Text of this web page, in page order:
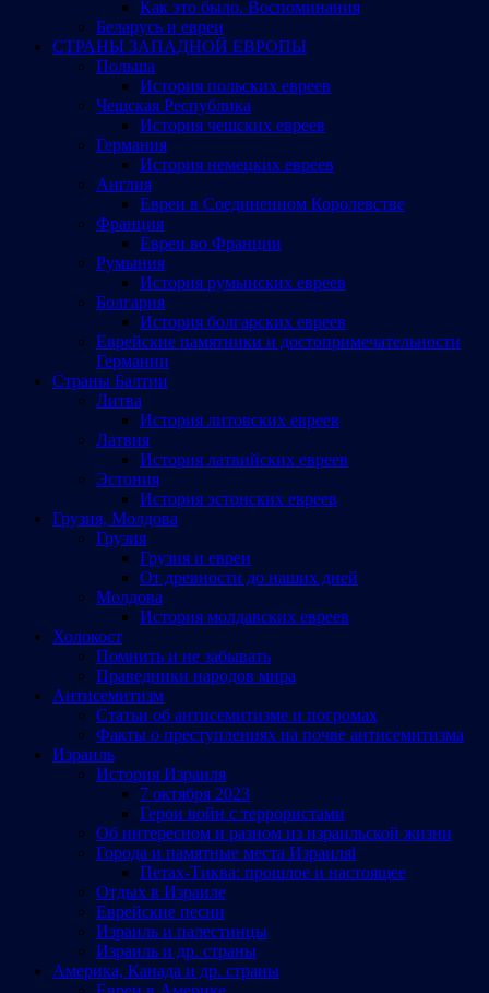
Как это было. Воспоминания
Беларусь и евреи
СТРАНЫ ЗАПАДНОЙ ЕВРОПЫ
Польша
История польских евреев
Чешская Республика
История чешских евреев
Германия
История немецких евреев
Англия
Евреи в Соединенном Королевстве
Франция
Евреи во Франции
Румыния
История румынских евреев
Болгария
История болгарских евреев
Еврейские памятники и достопримечательности
Германии
Страны Балтии
Литва
История литовских евреев
Латвия
История латвийских евреев
Эстония
История эстонских евреев
Грузия, Молдова
Грузия
Грузия и евреи
От древности до наших дней
Молдова
История молдавских евреев
Холокост
Помнить и не забывать
Праведники народов мира
Антисемитизм
Статьи об антисемитизме и погромах
Факты о преступлениях на почве антисемитизма
Израиль
История Израиля
7 октября 2023
Герои войн с террористами
Об интересном и разном из израильской жизни
Города и памятные места Израиляl
Петах-Тиква: прошлое и настоящее
Отдых в Израиле
Еврейские песни
Израиль и палестинцы
Израиль и др. страны
Америка, Канада и др. страны